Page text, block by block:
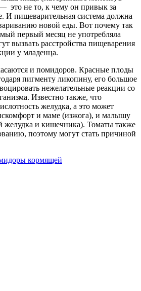
это не то, к чему он привык за
И пищеварительная система должна
новой еды. Вот почему так
первый месяц не употребляла
вызвать расстройства пищеварения
у младенца.
и помидоров. Красные плоды
пигменту ликопину, его большое
нежелательные реакции со
Известно также, что
желудка, а это может
и маме (изжога), и малышу
желудка и кишечника). Томаты также
поэтому могут стать причиной